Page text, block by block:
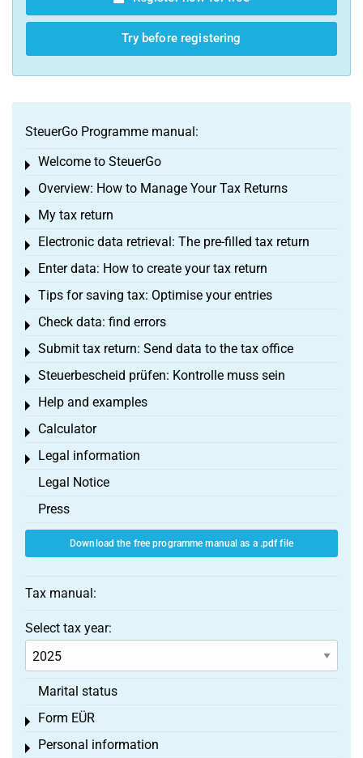
Try before registering
SteuerGo Programme manual:
Welcome to SteuerGo
Toggle menu
Overview: How to Manage Your Tax Returns
Toggle menu
My tax return
Toggle menu
Electronic data retrieval: The pre-filled tax return
Toggle menu
Enter data: How to create your tax return
Toggle menu
Tips for saving tax: Optimise your entries
Toggle menu
Check data: find errors
Toggle menu
Submit tax return: Send data to the tax office
Toggle menu
Steuerbescheid prüfen: Kontrolle muss sein
Toggle menu
Help and examples
Toggle menu
Calculator
Toggle menu
Legal information
Toggle menu
Legal Notice
Press
Download the free programme manual as a .pdf file
Tax manual:
Select tax year:
Marital status
Form EÜR
Toggle menu
Personal information
Toggle menu